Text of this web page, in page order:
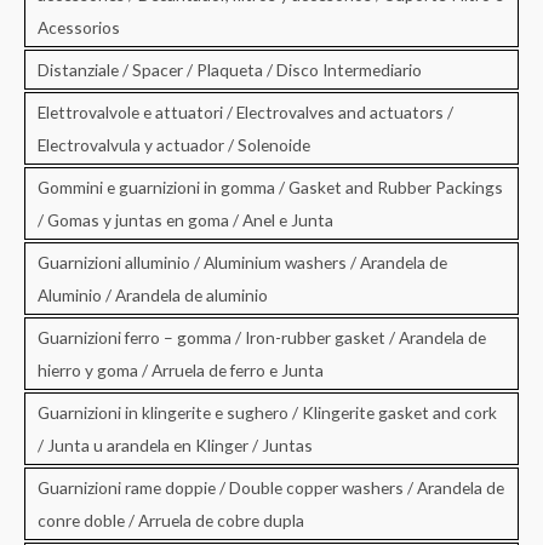
Acessorios
Distanziale / Spacer / Plaqueta / Disco Intermediario
Elettrovalvole e attuatori / Electrovalves and actuators /
Electrovalvula y actuador / Solenoide
Gommini e guarnizioni in gomma / Gasket and Rubber Packings
/ Gomas y juntas en goma / Anel e Junta
Guarnizioni alluminio / Aluminium washers / Arandela de
Aluminio / Arandela de aluminio
Guarnizioni ferro – gomma / Iron-rubber gasket / Arandela de
hierro y goma / Arruela de ferro e Junta
Guarnizioni in klingerite e sughero / Klingerite gasket and cork
/ Junta u arandela en Klinger / Juntas
Guarnizioni rame doppie / Double copper washers / Arandela de
conre doble / Arruela de cobre dupla